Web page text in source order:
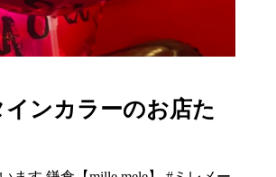
ンカラーのお店た